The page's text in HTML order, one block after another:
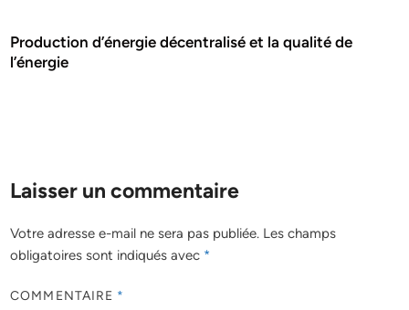
Production d’énergie décentralisé et la qualité de
l’énergie
Laisser un commentaire
Votre adresse e-mail ne sera pas publiée. Les champs
obligatoires sont indiqués avec *
COMMENTAIRE *